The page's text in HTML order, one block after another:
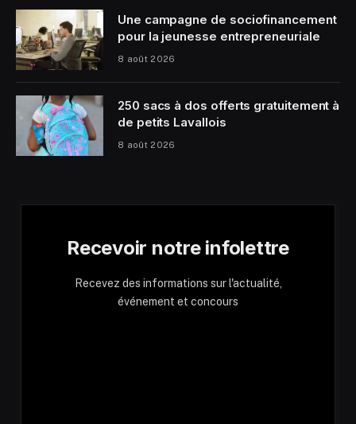
Une campagne de sociofinancement
pour la jeunesse entrepreneuriale
8 août 2026
250 sacs à dos offerts gratuitement à
de petits Lavallois
8 août 2026
Recevoir notre infolettre
Recevez des informations sur l'actualité,
événement et concours